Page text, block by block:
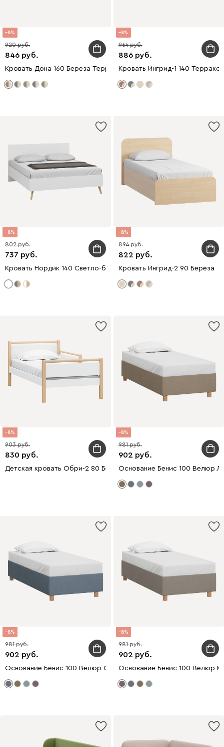
8
846
920
Кровать Дона 160 Береза Терракотовый
8
886
964
Кровать Ингрид-1 140
8
737
802
Кровать Нордик 140 Светло-бежевый
8
822
894
Кровать Ингрид-2 90 Береза
8
830
903
Детская кровать Обри-2 80 Белый
8
902
981
Основание Бенис 100 Велюр
8
902
981
Основание Бенис 100 Велюр Серый
8
902
981
Основание Бенис 100 Велюр